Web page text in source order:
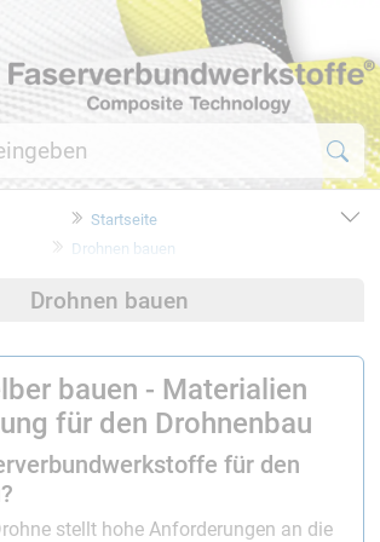
Startseite
Drohnen bauen
Drohnen bauen
bauen - Materialien
für den Drohnenbau
für den
stellt hohe Anforderungen an die